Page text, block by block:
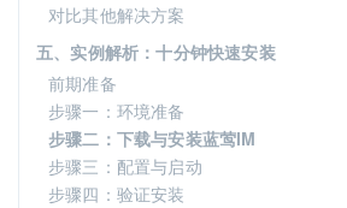
对比其他解决方案
五、实例解析：十分钟快速安装
前期准备
步骤一：环境准备
步骤二：下载与安装蓝莺IM
步骤三：配置与启动
步骤四：验证安装